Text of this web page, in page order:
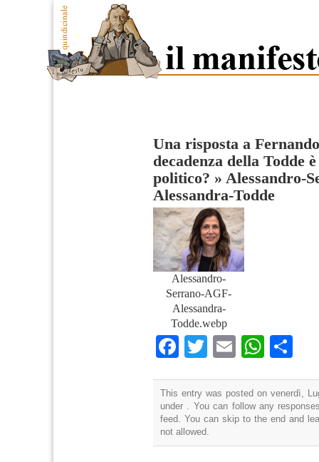
Una risposta a
decadenza della Todde
politico? » Alessandro-
Alessandra-Todde
Alessandro-
Serrano-AGF-
Alessandra-
Todde.webp
Facebook
TwitterEmail
This entry was posted on venerdì,
under . You can follow any
feed. You can skip to the end and
not allowed.